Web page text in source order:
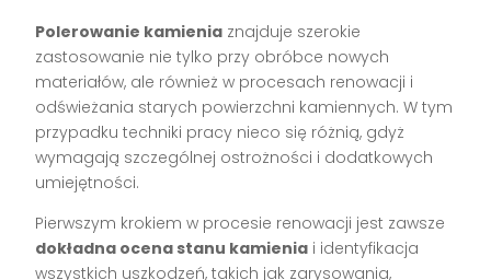
Polerowanie kamienia znajduje szerokie
zastosowanie nie tylko przy obróbce nowych
materiałów, ale również w procesach renowacji i
odświeżania starych powierzchni kamiennych. W tym
przypadku techniki pracy nieco się różnią, gdyż
wymagają szczególnej ostrożności i dodatkowych
umiejętności.
Pierwszym krokiem w procesie renowacji jest zawsze
dokładna ocena stanu kamienia i identyfikacja
wszystkich uszkodzeń, takich jak zarysowania,